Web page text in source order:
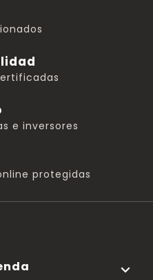
e inversores
protegidas
